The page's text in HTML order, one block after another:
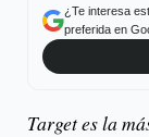
¿Te interesa
preferida en
Target es la